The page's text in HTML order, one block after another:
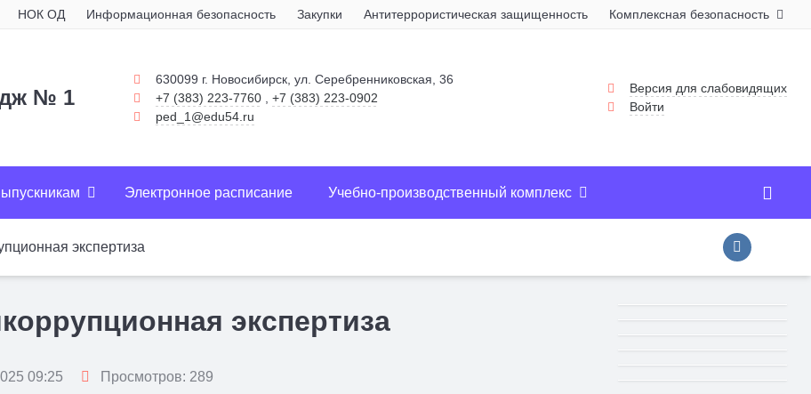
НОК ОД Информационная безопасность Закупки Антитеррористическая защищенность Комплексная безопасность
№ 1
630099 г. Новосибирск, ул. Серебренниковская, 36
+7 (383) 223-7760
+7 (383) 223-0902
ped_1@edu54.ru
Версия для слабовидящих
Войти
Электронное расписание Учебно-производственный комплекс
экспертиза
экспертиза
09:25 Просмотров: 289